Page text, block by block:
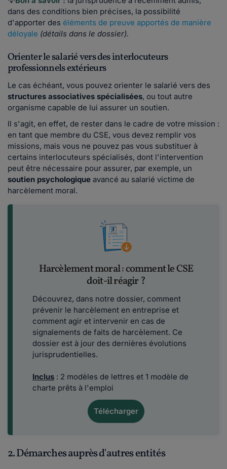
dans des conditions bien précises, la possibilité
d'apporter des éléments de preuve apportés de manière
déloyale (détails dans le dossier).
Orienter le salarié vers des interlocuteurs
professionnels extérieurs
Le cas échéant, vous pouvez orienter le salarié vers des
structures associatives spécialisées, ou tout autre
organisme capable de lui assurer un soutien.
Il s'agit, en effet, de rester dans le cadre de votre mission :
en tant que membre du CSE, vous devez remplir vos
missions, mais vous ne pouvez pas vous substituer à
certains interlocuteurs spécialisés, dont l'intervention
peut être nécessaire pour assurer, par exemple, un
soutien psychologique avancé au salarié victime de
harcèlement moral.
Harcèlement moral : comment le CSE
doit-il réagir ?
Découvrez, dans notre dossier, comment
prévenir le harcèlement en entreprise et
comment agir et intervenir en cas de
signalements de faits de harcèlement. Ce
dossier est à jour des dernières évolutions
jurisprudentielles.
Inclus : 2 modèles de lettres et 1 modèle de
charte prêts à l'emploi
Télécharger
2. Démarches auprès d'autres entités